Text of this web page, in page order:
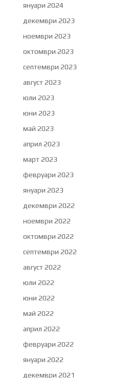
януари 2024
декември 2023
ноември 2023
октомври 2023
септември 2023
август 2023
юли 2023
юни 2023
май 2023
април 2023
март 2023
февруари 2023
януари 2023
декември 2022
ноември 2022
октомври 2022
септември 2022
август 2022
юли 2022
юни 2022
май 2022
април 2022
февруари 2022
януари 2022
декември 2021